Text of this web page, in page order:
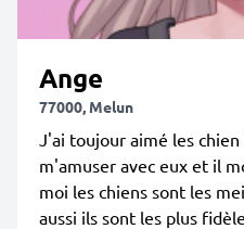
Ange
77000, Melun
J'ai toujour aimé les
m'amuser avec eux et il
moi les chiens sont les
aussi ils sont les plus